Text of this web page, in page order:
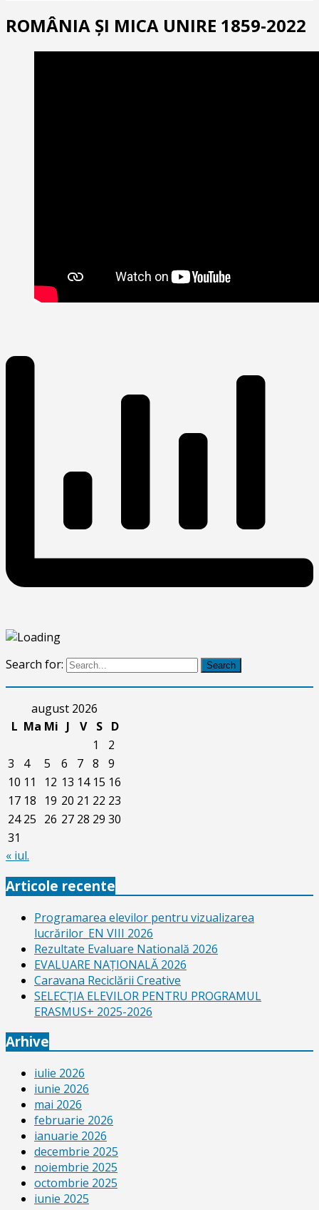
ROMÂNIA ŞI MICA UNIRE 1859-2022
Search for: Search
august 2026
L Ma Mi J V S
D
1
2
3
4 5 6 7 8
9
10 11 12 13 14 15 16
17 18 19 20 21 22 23
24 25 26 27 28 29 30
31
« iul.
Articole recente
Programarea elevilor pentru vizualizarea
lucrărilor_EN VIII 2026
Rezultate Evaluare Natională 2026
EVALUARE NAŢIONALĂ 2026
Caravana Reciclării Creative
SELECŢIA ELEVILOR PENTRU PROGRAMUL
ERASMUS+ 2025-2026
Arhive
iulie 2026
iunie 2026
mai 2026
februarie 2026
ianuarie 2026
decembrie 2025
noiembrie 2025
octombrie 2025
iunie 2025